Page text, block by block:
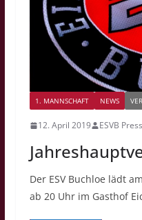
1. MANNSCHAFT NEWS
12. April 2019 ESVB
Der ESV Buchloe lädt
ab 20 Uhr im Gasthof